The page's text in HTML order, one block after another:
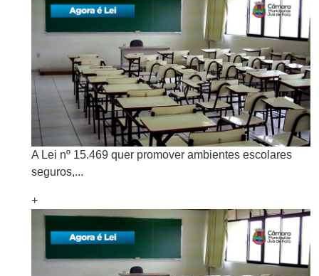
A Lei nº 15.469 quer promover ambientes escolares
seguros,...
+